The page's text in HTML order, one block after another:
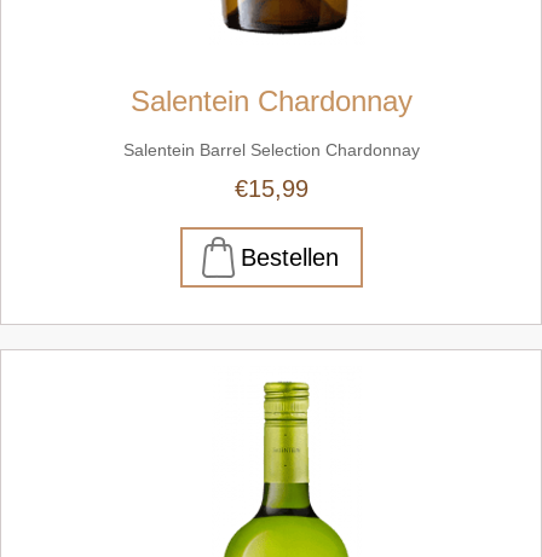
Salentein Chardonnay
Salentein Barrel Selection Chardonnay
€15,99